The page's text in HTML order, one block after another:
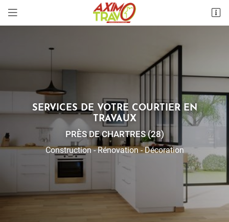
SERVICES DE VOTRE COURTIER EN
TRAVAUX
PRÈS DE CHARTRES (28)
Construction - Rénovation - Décoration